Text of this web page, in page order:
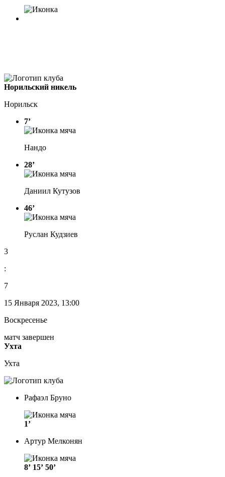
Норильский никель
Норильск
7’
Нандо
28’
Даниил Кутузов
46’
Руслан Кудзиев
3
:
7
15 Января 2023, 13:00
Воскресенье
матч завершен
Ухта
Ухта
Рафаэл Бруно
1’
Артур Мелконян
8’ 15’ 50’